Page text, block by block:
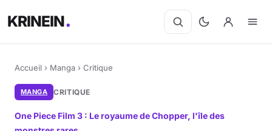
KRINEIN
Accueil › Manga › Critique
MANGA CRITIQUE
One Piece Film 3 : Le royaume de Chopper, l'île des